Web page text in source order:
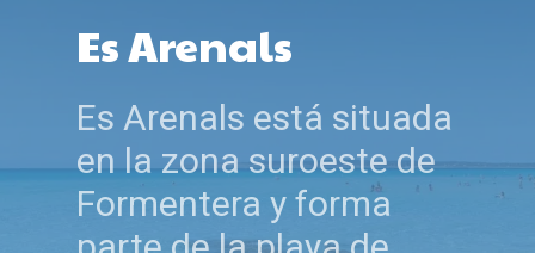
Es Arenals
Es Arenals está situada
en la zona suroeste de
Formentera y forma